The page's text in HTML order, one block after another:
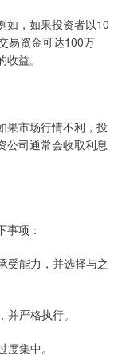
如，如果投资者以10
易资金可达100万
益。
果市场行情不利，投
公司通常会收取利息
项：
受能力，并选择与之
严格执行。
集中。